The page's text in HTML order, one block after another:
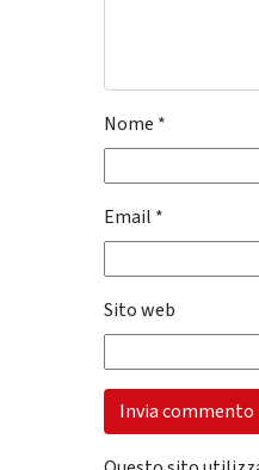
Nome *
Email *
Sito web